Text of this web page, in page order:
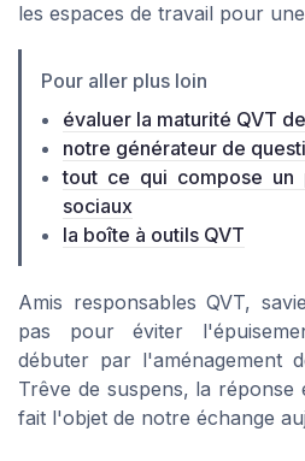
les espaces de travail pour
Pour aller plus loin
évaluer la maturité QVT
notre générateur de
tout ce qui compose un
sociaux
la boîte à outils QVT
Amis responsables QVT,
pas pour éviter
débuter par l'aménagement
Trêve de suspens, la
fait l'objet de notre échange